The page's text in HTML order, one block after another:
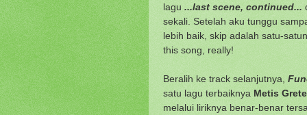
lagu ...last scene, continued...
sekali. Setelah aku tunggu
lebih baik, skip adalah satu-
this song, really!
Beralih ke track selanjutnya,
satu lagu terbaiknya Metis
melalui liriknya benar-benar